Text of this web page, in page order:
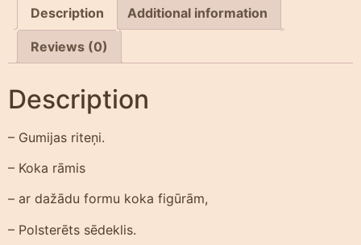
Description Additional information
Reviews (0)
Description
– Gumijas riteņi.
– Koka rāmis
– ar dažādu formu koka figūrām,
– Polsterēts sēdeklis.